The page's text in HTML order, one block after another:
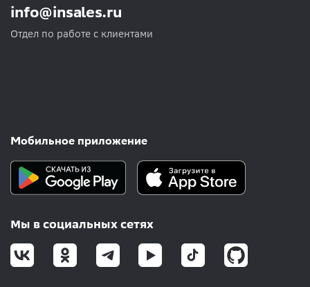
info@insales.ru
Отдел по работе с клиентами
Мобильное приложение
Мы в социальных сетях